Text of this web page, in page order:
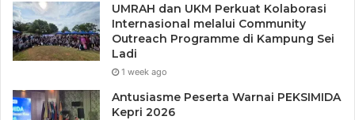
UMRAH dan UKM Perkuat Kolaborasi
Internasional melalui Community
Outreach Programme di Kampung Sei
Ladi
1 week ago
Antusiasme Peserta Warnai PEKSIMIDA
Kepri 2026